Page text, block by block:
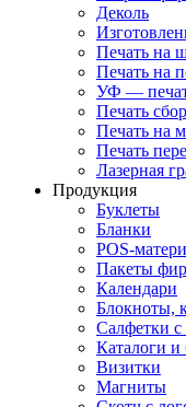
Деколь
Печать на
Печать на
УФ —
Печать
Печать на
Печать
Лазерная
Продукция
Буклеты
Бланки
POS-
Пакеты
Календари
Блокноты,
Салфетки
Каталоги
Визитки
Магниты